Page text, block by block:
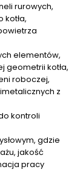
rurowych,
elementów,
geometrii kotła,
roboczej,
z
kontroli
gdzie
jakość
pracy